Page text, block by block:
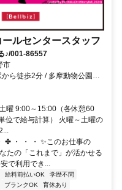
ルセンタースタッフ
♪/001-86557
市
ら徒歩2分 / 多摩動物公園駅
曜 9:00～15:00（各休憩60
位で給与計算） 火曜～土曜の
✤ ・ ・ ・ ✨このお仕事の
たの「これまで」が活かせる
で利用でき...
給料前払いOK
学歴不問
ブランクOK
育休あり